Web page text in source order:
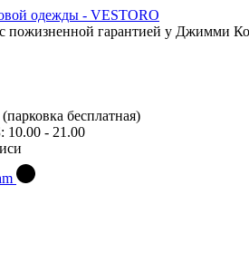
пожизненной гарантией у Джимми
бесплатная)
- 21.00